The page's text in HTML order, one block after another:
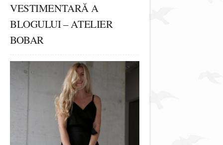
VESTIMENTARĂ A
BLOGULUI – ATELIER
BOBAR